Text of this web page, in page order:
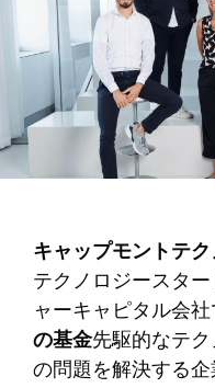
キャップモントテ
テクノロジースタ
ャーキャピタル会社
の基金先駆的なテ
の問題を解決する企